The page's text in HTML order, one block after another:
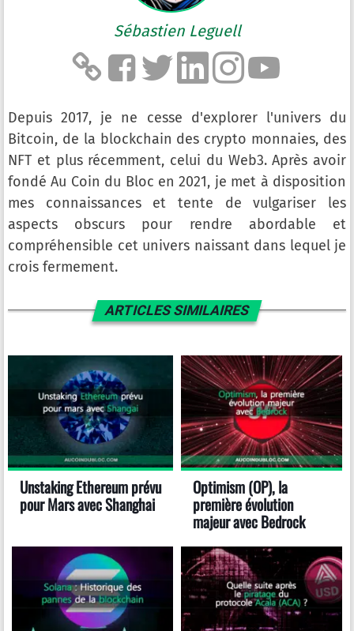
Sébastien Leguell
Depuis 2017, je ne cesse d'explorer l'univers du
Bitcoin, de la blockchain des crypto monnaies, des
NFT et plus récemment, celui du Web3. Après avoir
fondé Au Coin du Bloc en 2021, je met à disposition
mes connaissances et tente de vulgariser les
aspects obscurs pour rendre abordable et
compréhensible cet univers naissant dans lequel je
crois fermement.
ARTICLES SIMILAIRES
Unstaking Ethereum prévu
pour Mars avec Shanghai
Optimism (OP), la
première évolution
majeur avec Bedrock